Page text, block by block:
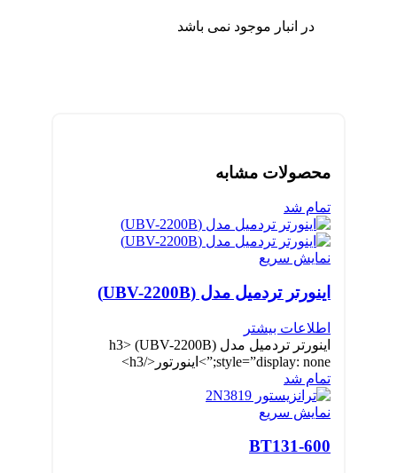
در انبار موجود نمی باشد
محصولات مشابه
تمام شد
نمایش سریع
اینورتر تردمیل مدل (UBV-2200B)
اطلاعات بیشتر
اینورتر تردمیل مدل (UBV-2200B) <h3
style=”display: none;”>اینورتور</h3>
تمام شد
نمایش سریع
BT131-600